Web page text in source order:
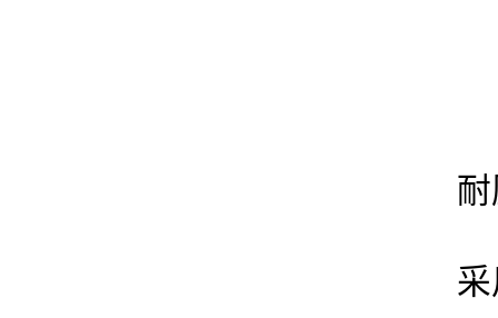
耐压
采用